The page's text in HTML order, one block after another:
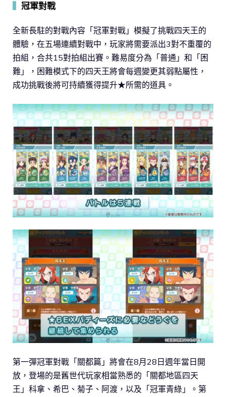
冠軍對戰
全新長駐的對戰內容「冠軍對戰」模擬了挑戰四天王的
體驗，在五場連續對戰中，玩家將需要派出3對不重覆的
拍組，合共15對拍組出賽。難易度分為「普通」和「困
難」，困難模式下的四天王將會每週變更其弱點屬性，
成功挑戰後將可持續獲得提升★所需的道具。
第一彈冠軍對戰「關都篇」將會在8月28日週年當日開
放，登場的是舊世代玩家相當熟悉的「關都地區四天
王」科拿、希巴、菊子、阿渡，以及「冠軍青綠」。第